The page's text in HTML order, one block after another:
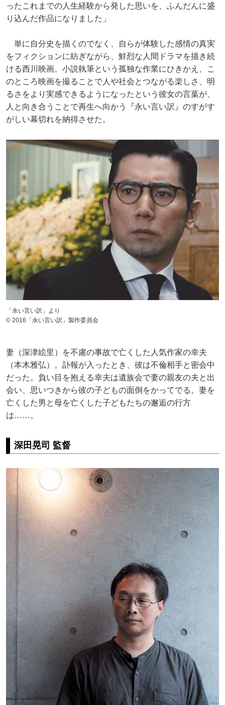
ったこれまでの人生経験から発した思いを、ふんだんに盛
り込んだ作品になりました」
単に自分史を描くのでなく、自らが体験した感情の真実
をフィクションに紡ぎながら、鮮烈な人間ドラマを描き続
ける西川映画。小説執筆という孤独な作業にひきかえ、こ
のところ映画を撮ることで人や社会とつながる楽しさ、明
るさをより実感できるようになったという彼女の言葉が、
人と向き合うことで再生へ向かう『永い言い訳』のすがす
がしい幕切れを納得させた。
「永い言い訳」より
© 2016「永い言い訳」製作委員会
妻（深津絵里）を不慮の事故で亡くした人気作家の幸夫
（本木雅弘）。訃報が入ったとき、彼は不倫相手と密会中
だった。負い目を抱える幸夫は遺族会で妻の親友の夫と出
会い、思いつきから彼の子どもの面倒をかってでる。妻を
亡くした男と母を亡くした子どもたちの邂逅の行方
は……。
深田晃司 監督